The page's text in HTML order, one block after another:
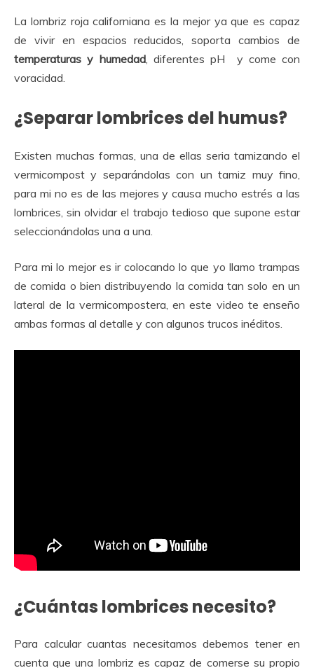
La lombriz roja californiana es la mejor ya que es capaz
de vivir en espacios reducidos, soporta cambios de
temperaturas y humedad, diferentes pH y come con
voracidad.
¿Separar lombrices del humus?
Existen muchas formas, una de ellas seria tamizando el
vermicompost y separándolas con un tamiz muy fino,
para mi no es de las mejores y causa mucho estrés a las
lombrices, sin olvidar el trabajo tedioso que supone estar
seleccionándolas una a una.
Para mi lo mejor es ir colocando lo que yo llamo trampas
de comida o bien distribuyendo la comida tan solo en un
lateral de la vermicompostera, en este video te enseño
ambas formas al detalle y con algunos trucos inéditos.
¿Cuántas lombrices necesito?
Para calcular cuantas necesitamos debemos tener en
cuenta que una lombriz es capaz de comerse su propio